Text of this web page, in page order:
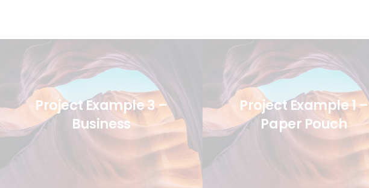
Project Example 3 –
Business
Project Example 1 –
Paper Pouch